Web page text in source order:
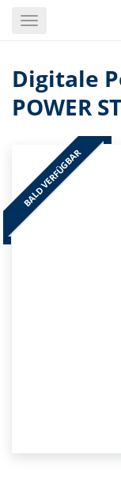
Toggle
Digitale
POWER
BALD VERFÜGBAR